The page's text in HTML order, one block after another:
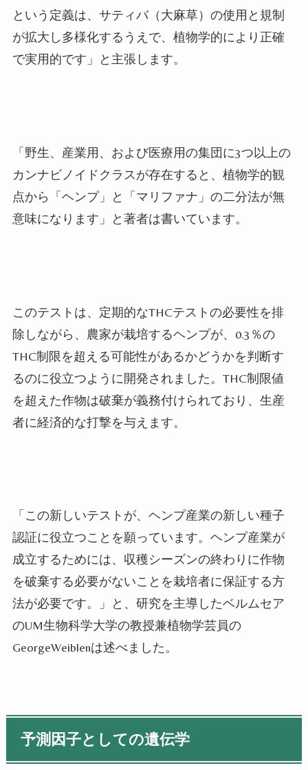
という定義は、サティバ（大麻草）の使用と規制
が拡大し多様化するうえで、植物学的により正確
で実用的です」と主張します。
「野生、産業用、および医療用の集団に3つ以上の
カンナビノイドクラスが存在すると、植物学的観
点から「ヘンプ」と「マリファナ」の二分法が無
意味になります」と著者は書いています。
このテストは、定期的なTHCテストの必要性を排
除しながら、農家が栽培するヘンプが、0.3％の
THC制限を超える可能性があるかどうかを判断す
るのに役立つように開発されました。THC制限値
を超えた作物は破棄が義務付けられており、生産
者に経済的な打撃を与えます。
「この新しいテストが、ヘンプ産業の新しい種子
認証に役立つことを願っています。ヘンプ産業が
成立するためには、収穫シーズンの終わりに作物
を破棄する必要がないことを栽培者に保証する方
法が必要です。」と、研究を主導したベルムセア
のUM生物科学大学の教授兼植物学芸員の
GeorgeWeiblenは述べました。
予測因子としての遺伝学